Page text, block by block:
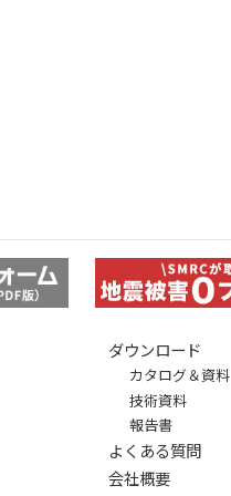
ダウンロード
カタログ＆資料
技術資料
報告書
よくある質問
会社概要